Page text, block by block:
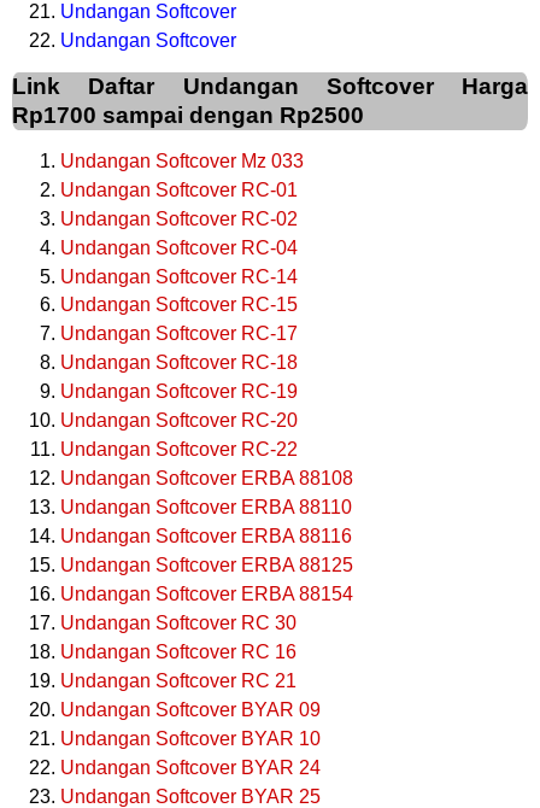
Undangan Softcover
Undangan Softcover
Link Daftar Undangan Softcover Harga
Rp1700 sampai dengan Rp2500
Undangan Softcover Mz 033
Undangan Softcover RC-01
Undangan Softcover RC-02
Undangan Softcover RC-04
Undangan Softcover RC-14
Undangan Softcover RC-15
Undangan Softcover RC-17
Undangan Softcover RC-18
Undangan Softcover RC-19
Undangan Softcover RC-20
Undangan Softcover RC-22
Undangan Softcover ERBA 88108
Undangan Softcover ERBA 88110
Undangan Softcover ERBA 88116
Undangan Softcover ERBA 88125
Undangan Softcover ERBA 88154
Undangan Softcover RC 30
Undangan Softcover RC 16
Undangan Softcover RC 21
Undangan Softcover BYAR 09
Undangan Softcover BYAR 10
Undangan Softcover BYAR 24
Undangan Softcover BYAR 25